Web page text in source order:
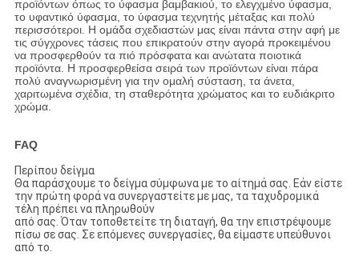
προϊόντων όπως το ύφασμα βαμβακιού, το ελεγχμένο ύφασμα,
το υφαντικό ύφασμα, το ύφασμα τεχνητής μέταξας και πολύ
περισσότεροι. Η ομάδα σχεδιαστών μας είναι πάντα στην αφή με
τις σύγχρονες τάσεις που επικρατούν στην αγορά προκειμένου
να προσφερθούν τα πιό πρόσφατα και ανώτατα ποιοτικά
προϊόντα. Η προσφερθείσα σειρά των προϊόντων είναι πάρα
πολύ αναγνωρισμένη για την ομαλή σύσταση, τα άνετα,
χαριτωμένα σχέδια, τη σταθερότητα χρώματος και το ευδιάκριτο
χρώμα.
FAQ
Περίπου δείγμα
Θα παράσχουμε το δείγμα σύμφωνα με το αίτημά σας. Εάν είστε
την πρώτη φορά να συνεργαστείτε με μας, τα ταχυδρομικά
τέλη πρέπει να πληρωθούν
από σας. Όταν τοποθετείτε τη διαταγή, θα την επιστρέψουμε
πίσω σε σας. Σε επόμενες συνεργασίες, θα είμαστε υπεύθυνοι
από το.